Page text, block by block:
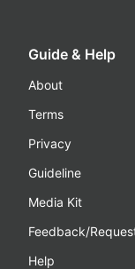
Guide & Help
About
Terms
Privacy
Guideline
Media Kit
Feedback/
Help